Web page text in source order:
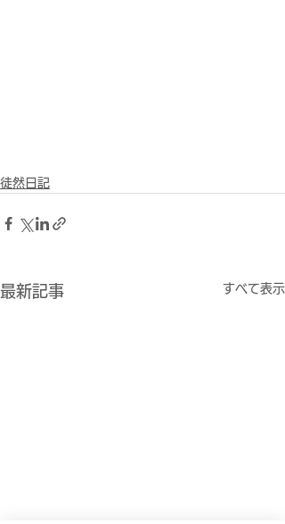
徒然日記
最新記事 すべて表示